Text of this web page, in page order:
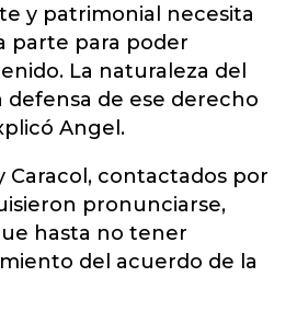
y patrimonial necesita
parte para poder
La naturaleza del
defensa de ese derecho
Angel.
Caracol, contactados por
pronunciarse,
hasta no tener
del acuerdo de la